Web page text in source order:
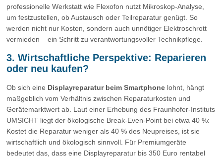
professionelle Werkstatt wie Flexofon nutzt Mikroskop-Analyse,
um festzustellen, ob Austausch oder Teilreparatur genügt. So
werden nicht nur Kosten, sondern auch unnötiger Elektroschrott
vermieden – ein Schritt zu verantwortungsvoller Technikpflege.
3. Wirtschaftliche Perspektive: Reparieren
oder neu kaufen?
Ob sich eine Displayreparatur beim Smartphone lohnt, hängt
maßgeblich vom Verhältnis zwischen Reparaturkosten und
Gerätemarktwert ab. Laut einer Erhebung des Fraunhofer-Instituts
UMSICHT liegt der ökologische Break-Even-Point bei etwa 40 %:
Kostet die Reparatur weniger als 40 % des Neupreises, ist sie
wirtschaftlich und ökologisch sinnvoll. Für Premiumgeräte
bedeutet das, dass eine Displayreparatur bis 350 Euro rentabel